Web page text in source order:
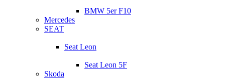
BMW 5er F10
Mercedes
SEAT
Seat Leon
Seat Leon 5F
Skoda